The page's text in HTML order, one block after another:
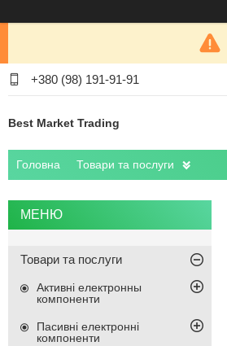
+380 (98) 191-91-91
Best Market Trading
Головна Товари та послуги
Товари та послуги
Активні електронны
компоненти
Пасивні електронні
компоненти